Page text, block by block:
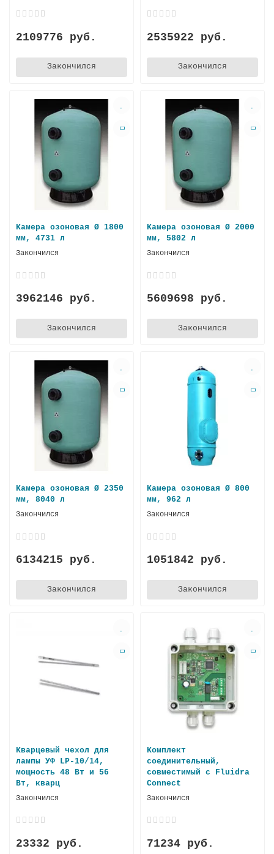
2109776 руб.
Закончился
2535922 руб.
Закончился
Камера озоновая Ø 1800
мм, 4731 л
Закончился
3962146 руб.
Закончился
Камера озоновая Ø 2000
мм, 5802 л
Закончился
5609698 руб.
Закончился
Камера озоновая Ø 2350
мм, 8040 л
Закончился
6134215 руб.
Закончился
Камера озоновая Ø 800
мм, 962 л
Закончился
1051842 руб.
Закончился
Кварцевый чехол для
лампы УФ LP-10/14,
мощность 48 Вт и 56
Вт, кварц
Закончился
23332 руб.
Комплект
соединительный,
совместимый с Fluidra
Connect
Закончился
71234 руб.